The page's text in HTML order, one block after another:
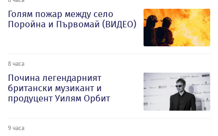
Голям пожар между село
Поройна и Първомай (ВИДЕО)
8 часа
Почина легендарният
британски музикант и
продуцент Уилям Орбит
9 часа